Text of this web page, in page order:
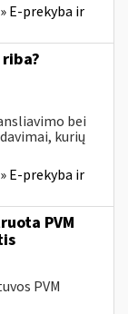
E-prekyba ir
bei
kurių
E-prekyba ir
PVM
PVM